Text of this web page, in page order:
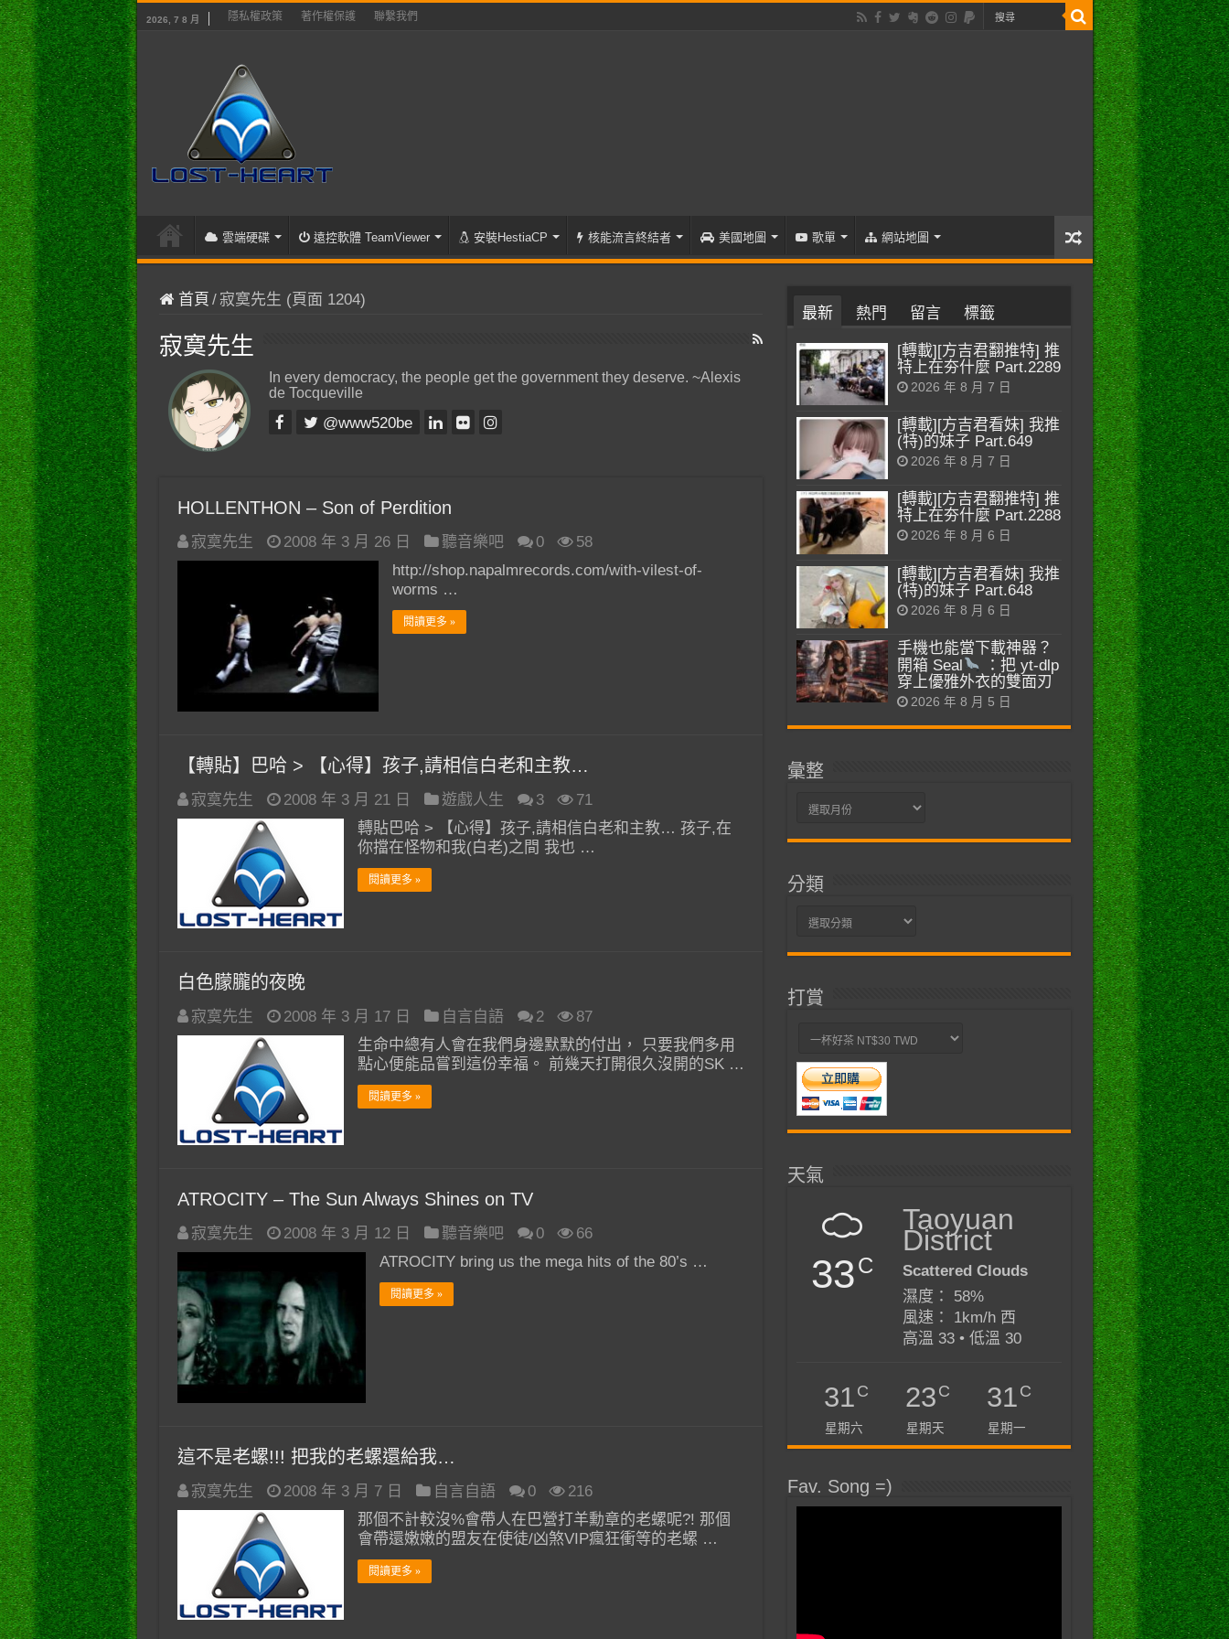
2026, 7 8 月 隱私權政策 著作權保護 聯繫我們
雲端硬碟 遠控軟體 TeamViewer 安裝HestiaCP 核能流言終結者 美國地圖 歌單 網站地圖
首頁 /寂寞先生 (頁面 1204)
寂寞先生
In every democracy, the people get the government they deserve. ~Alexis
de Tocqueville
@www520be
HOLLENTHON – Son of Perdition
寂寞先生 2008 年 3 月 26 日 聽音樂吧 0
58
http://shop.napalmrecords.com/with-vilest-of-
worms …
閱讀更多 »
【轉貼】巴哈 > 【心得】孩子,請相信白老和主教…
寂寞先生 2008 年 3 月 21 日 遊戲人生 3
71
轉貼巴哈 > 【心得】孩子,請相信白老和主教… 孩子,在
你擋在怪物和我(白老)之間 我也 …
閱讀更多 »
白色朦朧的夜晚
寂寞先生 2008 年 3 月 17 日 自言自語 2
87
生命中總有人會在我們身邊默默的付出， 只要我們多用
點心便能品嘗到這份幸福。 前幾天打開很久沒開的SK …
閱讀更多 »
ATROCITY – The Sun Always Shines on TV
寂寞先生 2008 年 3 月 12 日 聽音樂吧 0
66
ATROCITY bring us the mega hits of the 80’s …
閱讀更多 »
這不是老螺!!! 把我的老螺還給我…
寂寞先生 2008 年 3 月 7 日 自言自語 0
216
那個不計較沒%會帶人在巴營打羊勳章的老螺呢?! 那個
會帶還嫩嫩的盟友在使徒/凶煞VIP瘋狂衝等的老螺 …
閱讀更多 »
最新 熱門 留言 標籤
[轉載][方吉君翻推特] 推
特上在夯什麼 Part.2289
2026 年 8 月 7 日
[轉載][方吉君看妹] 我推
(特)的妹子 Part.649
2026 年 8 月 7 日
[轉載][方吉君翻推特] 推
特上在夯什麼 Part.2288
2026 年 8 月 6 日
[轉載][方吉君看妹] 我推
(特)的妹子 Part.648
2026 年 8 月 6 日
手機也能當下載神器？
開箱 Seal
：把 yt-dlp
穿上優雅外衣的雙面刃
2026 年 8 月 5 日
彙整
彙
分類
分
打賞
天氣
33C
Taoyuan
District
Scattered Clouds
濕度： 58%
風速： 1km/h 西
高溫 33 • 低溫 30
31C
星期六
23C
星期天
31C
星期一
Fav. Song =)